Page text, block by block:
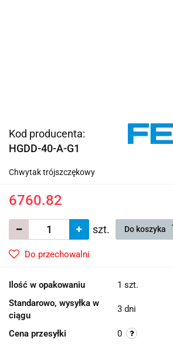
Kod producenta:
HGDD-40-A-G1
Chwytak trójszczękowy
6760.82
szt. Do koszyka
Do przechowalni
Ilość w opakowaniu
1 szt.
Standarowo, wysyłka w
ciągu
3 dni
Cena przesyłki 0